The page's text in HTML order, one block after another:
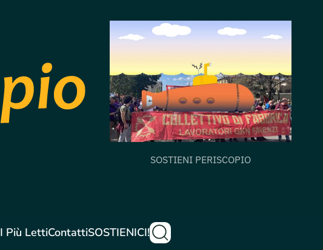
SOSTIENI PERISCOPIO
I Più LettiContattiSOSTIENICI!